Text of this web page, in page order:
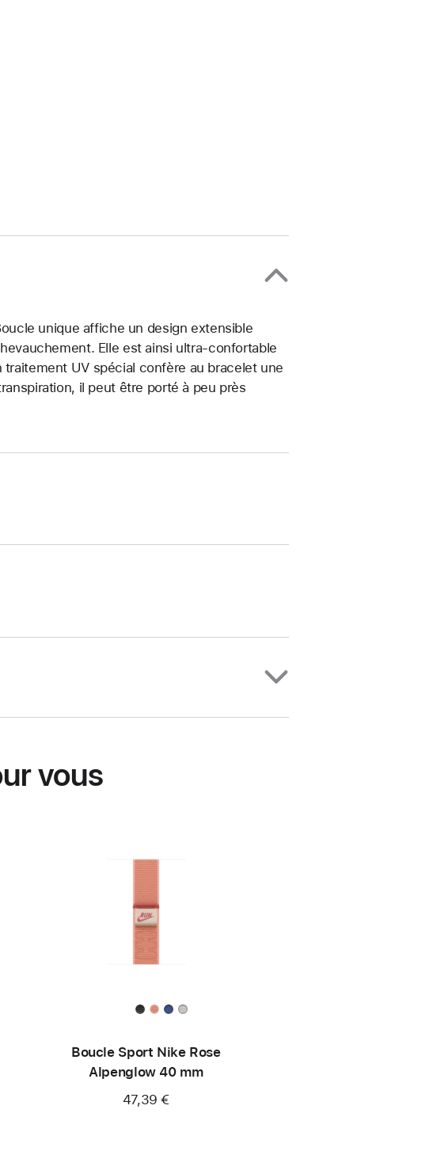
unique affiche un design extensible
Elle est ainsi ultra-confortable
UV spécial confère au bracelet une
il peut être porté à peu près
vous
Boucle Sport Nike Rose
Alpenglow 40 mm
47,39 €